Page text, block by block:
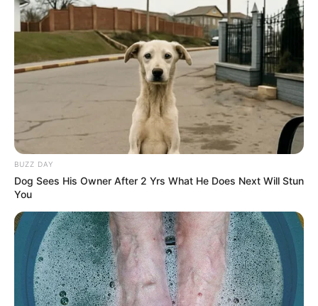
Dicas de Mulher
BUZZ DAY
Dog Sees His Owner After 2 Yrs What He Does Next Will Stun
You